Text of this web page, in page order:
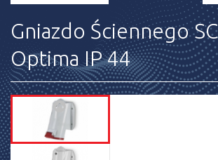
Gniazdo Ściennego
Optima IP 44